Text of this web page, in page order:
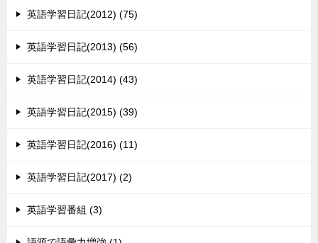
英語学習日記(2012) (75)
英語学習日記(2013) (56)
英語学習日記(2014) (43)
英語学習日記(2015) (39)
英語学習日記(2016) (11)
英語学習日記(2017) (2)
英語学習番組 (3)